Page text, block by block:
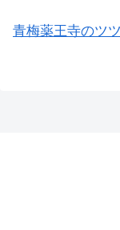
青梅薬王寺のツ